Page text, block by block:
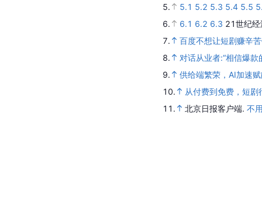
5. 5.1 5.2 5.3 5.4 5.5
6.
6.1 6.2 6.3 21世纪
7.
百度不想让短剧赚辛
8.
对话从业者:“相信爆款
9.
供给端繁荣，AI加速
10.
从付费到免费，短剧
11.
北京日报客户端. 不